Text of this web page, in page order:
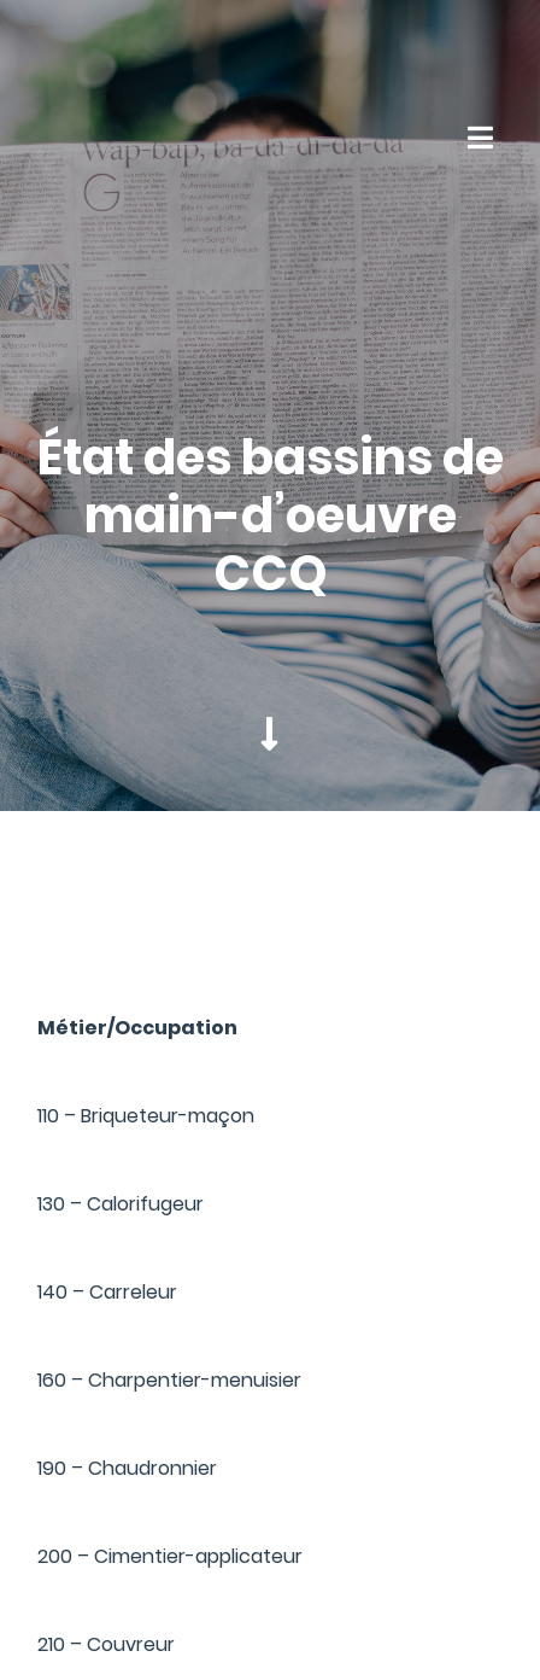
État des bassins de
main-d’oeuvre
CCQ
Métier/Occupation
110 – Briqueteur-maçon
130 – Calorifugeur
140 – Carreleur
160 – Charpentier-menuisier
190 – Chaudronnier
200 – Cimentier-applicateur
210 – Couvreur